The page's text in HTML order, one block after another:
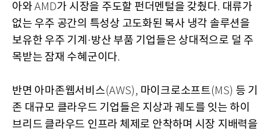
아와AMD가 시장을 주도할 펀더멘털을 갖췄다. 대류가
없는 우주 공간의 특성상 고도화된 복사 냉각 솔루션을
보유한 우주 기계 ·방산 부품 기업들은 상대적으로 덜 주
목받는 잠재 수혜군이다.
반면 아마존웹서비스(AWS), 마이크로소프트(MS) 등 기
존 대규모 클라우드 기업들은 지상과 궤도를 잇는 하이
브리드 클라우드 인프라 체제로 안착하며 시장 지배력을